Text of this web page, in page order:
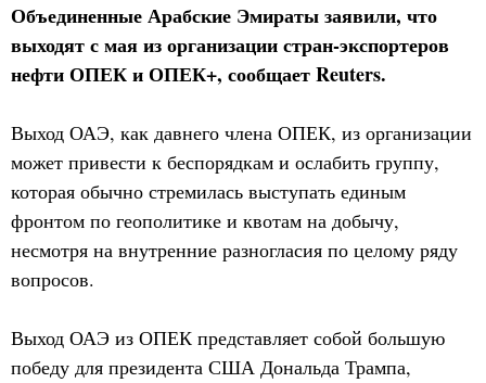
Объединенные Арабские Эмираты заявили, что
выходят с мая из организации стран-экспортеров
нефти ОПЕК и ОПЕК+, сообщает Reuters.
Выход ОАЭ, как давнего члена ОПЕК, из организации
может привести к беспорядкам и ослабить группу,
которая обычно стремилась выступать единым
фронтом по геополитике и квотам на добычу,
несмотря на внутренние разногласия по целому ряду
вопросов.
Выход ОАЭ из ОПЕК представляет собой большую
победу для президента США Дональда Трампа,